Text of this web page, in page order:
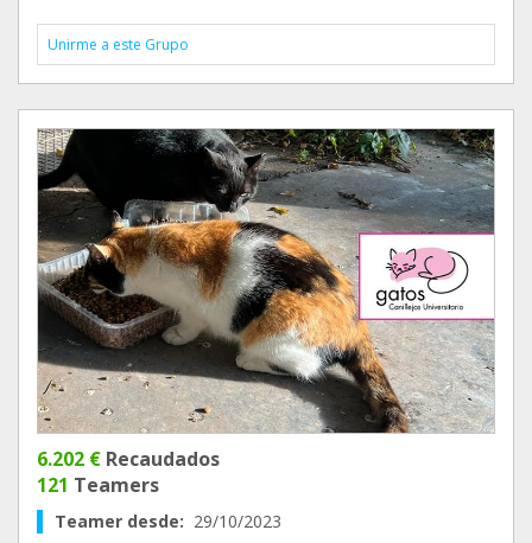
Unirme a este Grupo
6.202 € Recaudados
121 Teamers
Teamer desde: 29/10/2023